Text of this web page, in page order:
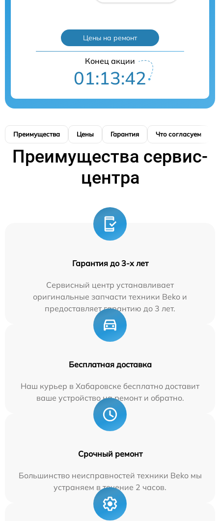
Цены на ремонт
Конец акции
01:13:41
Преимущества Цены Гарантия Что согласуем
Преимущества сервис-
центра
Гарантия до 3-х лет
Сервисный центр устанавливает
оригинальные запчасти техники Beko и
предоставляет гарантию до 3 лет.
Бесплатная доставка
Наш курьер в Хабаровске бесплатно доставит
ваше устройство на ремонт и обратно.
Срочный ремонт
Большинство неисправностей техники Beko мы
устраняем в течение 2 часов.